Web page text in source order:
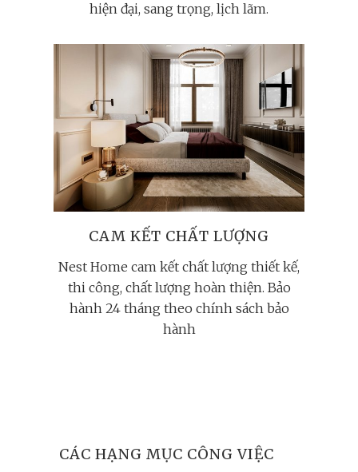
hiện đại, sang trọng, lịch lãm.
CAM KẾT CHẤT LƯỢNG
Nest Home cam kết chất lượng thiết kế,
thi công, chất lượng hoàn thiện. Bảo
hành 24 tháng theo chính sách bảo
hành
CÁC HẠNG MỤC CÔNG VIỆC